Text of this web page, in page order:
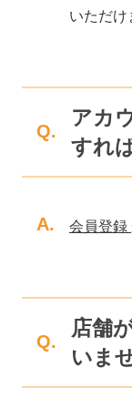
いただけ
Q.
アカ
すれ
A. 会員登録
Q.
店舗
いま